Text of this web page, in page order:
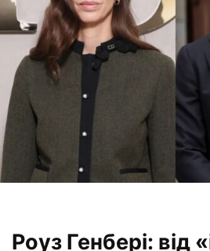
Роуз Генбері: від